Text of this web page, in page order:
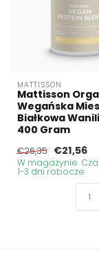
MATTISSON
Mattisson
Wegańska
Białkowa
400 Gram
€26,35 €21,56
W magazynie.
1-3 dni robocze